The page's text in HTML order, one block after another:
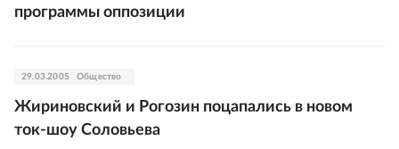
программы оппозиции
29.03.2005 Общество
Жириновский и Рогозин поцапались в новом
ток-шоу Соловьева